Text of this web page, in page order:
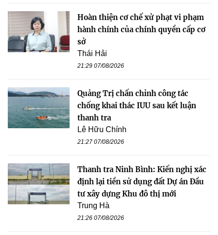
Hoàn thiện cơ chế xử phạt vi phạm
hành chính của chính quyền cấp cơ
sở
Thái Hải
21:29 07/08/2026
Quảng Trị chấn chỉnh công tác
chống khai thác IUU sau kết luận
thanh tra
Lê Hữu Chính
21:27 07/08/2026
Thanh tra Ninh Bình: Kiến nghị xác
định lại tiền sử dụng đất Dự án Đầu
tư xây dựng Khu đô thị mới
Trung Hà
21:26 07/08/2026